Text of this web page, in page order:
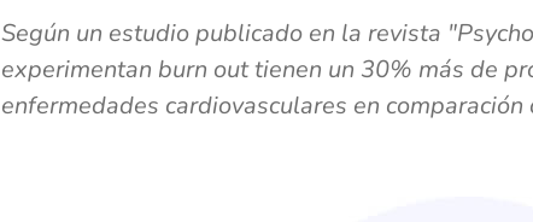
Según un estudio publicado en la revista
experimentan burn out tienen un 30% más de
enfermedades cardiovasculares en